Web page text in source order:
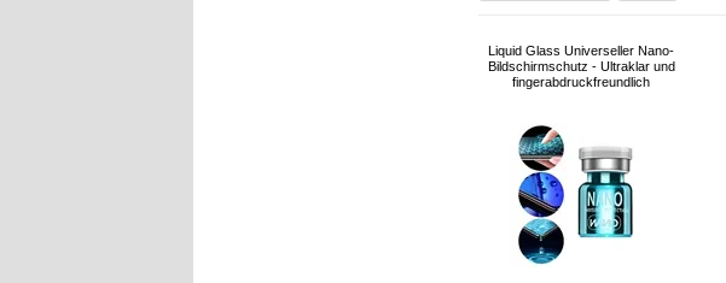
Liquid Glass Universeller Nano-
Bildschirmschutz - Ultraklar und
fingerabdruckfreundlich